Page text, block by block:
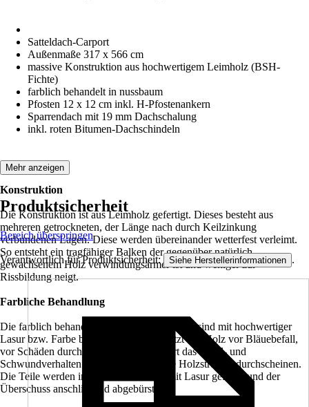
Satteldach-Carport
Außenmaße 317 x 566 cm
massive Konstruktion aus hochwertigem Leimholz (BSH-
Fichte)
farblich behandelt in nussbaum
Pfosten 12 x 12 cm inkl. H-Pfostenankern
Sparrendach mit 19 mm Dachschalung
inkl. roten Bitumen-Dachschindeln
Konstruktion
Die Konstruktion ist aus Leimholz gefertigt. Dieses besteht aus
mehreren getrockneten, der Länge nach durch Keilzinkung
verbundenen Lagen. Diese werden übereinander wetterfest verleimt.
So entsteht ein tragfähiger Balken der gegenüber natürlich
gewachsenem Holz verwindungsärmer ist und weniger zur
Rissbildung neigt.
Farbliche Behandlung
Die farblich behandelten Teile des Bausatzes sind mit hochwertiger
Lasur bzw. Farbe behandelt. Diese schützt das Holz vor Bläuebefall,
vor Schäden durch UV-Licht, vermindert das Quell- und
Schwundverhalten und läßt trotzdem die Holzstruktur durchscheinen.
Die Teile werden im Werk 2x allseitig mit Lasur geflutet und der
Überschuss anschließend abgebürstet.
Mehr anzeigen
Produktsicherheit
Bereich überspringen
Verantwortlich für Produktsicherheit: Siehe Herstellerinformationen .